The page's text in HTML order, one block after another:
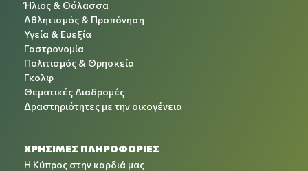
Ήλιος & Θάλασσα
Αθλητισμός & Προπόνηση
Υγεία & Ευεξία
Γαστρονομία
Πολιτισμός & Θρησκεία
Γκολφ
Θεματικές Διαδρομές
Δραστηριότητες με την οικογένεια
ΧΡΉΣΙΜΕΣ ΠΛΗΡΟΦΟΡΊΕΣ
Η Κύπρος στην καρδιά μας